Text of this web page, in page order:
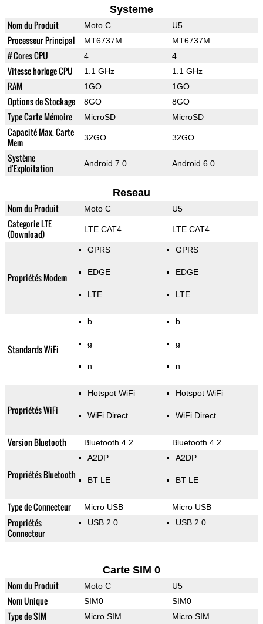
Systeme
Nom du Produit Moto C U5
Processeur Principal MT6737M MT6737M
# Cores CPU 4 4
Vitesse horloge CPU 1.1 GHz 1.1 GHz
RAM 1GO 1GO
Options de Stockage 8GO 8GO
Type Carte Mémoire MicroSD MicroSD
Capacité Max. Carte
Mem
32GO 32GO
Système
d'Exploitation
Android 7.0 Android 6.0
Reseau
Nom du Produit Moto C U5
Categorie LTE
(Download)
LTE CAT4 LTE CAT4
Propriétés Modem
GPRS
EDGE
LTE
GPRS
EDGE
LTE
Standards WiFi
b
g
n
b
g
n
Propriétés WiFi
Hotspot WiFi
WiFi Direct
Hotspot WiFi
WiFi Direct
Version Bluetooth Bluetooth 4.2 Bluetooth 4.2
Propriétés Bluetooth
A2DP
BT LE
A2DP
BT LE
Type de Connecteur Micro USB Micro USB
Propriétés
Connecteur
USB 2.0 USB 2.0
Carte SIM 0
Nom du Produit Moto C U5
Nom Unique SIM0 SIM0
Type de SIM Micro SIM Micro SIM